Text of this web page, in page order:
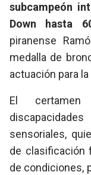
subcampeón
Down hasta
piranense
medalla de
actuación para
El
sensoriales,
de clasificación
de condiciones,